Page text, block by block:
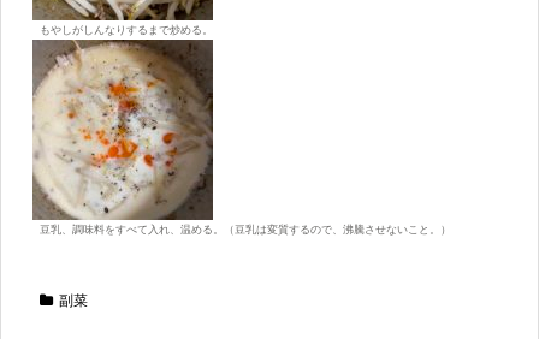
もやしがしんなりするまで炒める。
豆乳、調味料をすべて入れ、温める。（豆乳は変質するので、沸騰させないこと。）
副菜